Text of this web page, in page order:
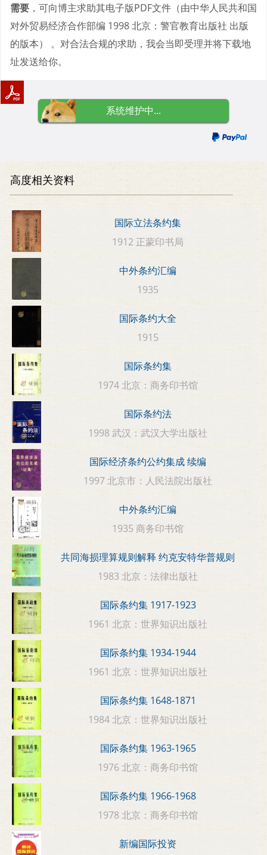
需要 ，可向博主求助其电子版PDF文件（由中华人民共和国
对外贸易经济合作部编 1998 北京：警官教育出版社 出版
的版本） 。对合法合规的求助，我会当即受理并将下载地
址发送给你。
系统维护中...
高度相关资料
国际立法条约集
1912 正蒙印书局
中外条约汇编
1935
国际条约大全
1915
国际条约集
1974 北京：商务印书馆
国际条约法
1998 武汉：武汉大学出版社
国际经济条约公约集成 续编
1997 北京市：人民法院出版社
中外条约汇编
1935 商务印书馆
共同海损理算规则解释 约克安特华普规则
1983 北京：法律出版社
国际条约集 1917-1923
1961 北京：世界知识出版社
国际条约集 1934-1944
1961 北京：世界知识出版社
国际条约集 1648-1871
1984 北京：世界知识出版社
国际条约集 1963-1965
1976 北京：商务印书馆
国际条约集 1966-1968
1978 北京：商务印书馆
新编国际投资